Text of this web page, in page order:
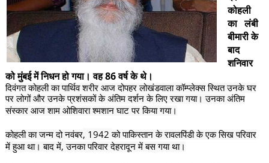
कोहली
का लंबी
बीमारी के
बाद
शनिवार
को मुंबई में निधन हो गया। वह 86 वर्ष के थे।
दिवंगत कोहली का पार्थिव शरीर आज दोपहर लोखंडवाला कॉम्प्लेक्स स्थित उनके घर
पर लोगों और उनके प्रशंसकों के अंतिम दर्शन के लिए रखा गया। उनका अंतिम
संस्कार आज शाम ओशिवारा श्मशान घाट पर किया गया।
कोहली का जन्म दो नवंबर, 1942को पाकिस्तान के रावलपिंडी के एक सिख परिवार
में हुआ था। बाद में,उनका परिवार देहरादून में बस गया था।